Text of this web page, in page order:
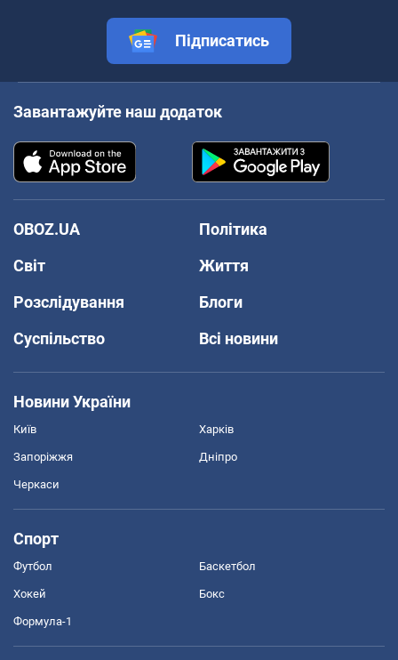
Підписатись
Завантажуйте наш додаток
OBOZ.UA
Політика
Світ
Життя
Розслідування
Блоги
Суспільство
Всі новини
Новини України
Київ Харків
Запоріжжя Дніпро
Черкаси
Спорт
Футбол Баскетбол
Хокей Бокс
Формула-1